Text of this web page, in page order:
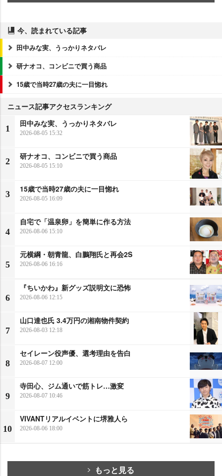
今、読まれている記事
田中みな実、うっかりネタバレ
研ナオコ、コンビニで買う商品
15歳で当時27歳の夫に一目惚れ
ニュース記事アクセスランキング
1
田中みな実、うっかりネタバレ
2026-08-05 15:32
2
研ナオコ、コンビニで買う商品
2026-08-05 15:10
3
15歳で当時27歳の夫に一目惚れ
2026-08-05 16:09
4
自宅で「温泉卵」を簡単に作る方法
2026-08-06 15:10
5
元横綱・朝青龍、白鵬翔氏と再会2S
2026-08-06 16:16
6
『ちいかわ』新グッズ説明文に恐怖
2026-08-06 12:15
7
山口達也氏 3.4万円の湘南物件契約
2026-08-03 12:18
8
セイレーン役声優、選考理由を告白
2026-08-07 12:00
9
寺田心、ジム通いで筋トレ…激変
2026-08-07 10:46
10
VIVANTリアルイベントに堺雅人ら
2026-08-06 18:00
もっと見る